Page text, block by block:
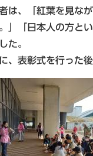
は、「紅葉を見な
」「日本人の方と
た。
、表彰式を行った後